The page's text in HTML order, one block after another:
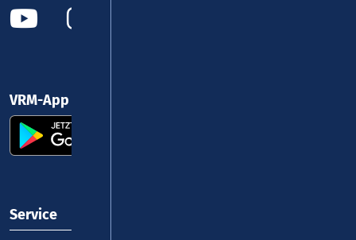
VRM-App nutzen und durchstarten
Service